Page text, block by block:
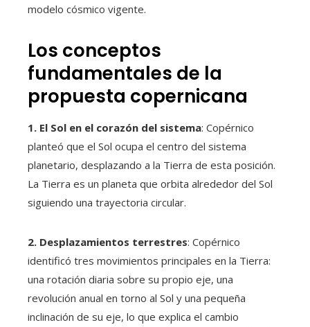
modelo cósmico vigente.
Los conceptos
fundamentales de la
propuesta copernicana
1. El Sol en el corazón del sistema: Copérnico
planteó que el Sol ocupa el centro del sistema
planetario, desplazando a la Tierra de esta posición.
La Tierra es un planeta que orbita alrededor del Sol
siguiendo una trayectoria circular.
2. Desplazamientos terrestres: Copérnico
identificó tres movimientos principales en la Tierra:
una rotación diaria sobre su propio eje, una
revolución anual en torno al Sol y una pequeña
inclinación de su eje, lo que explica el cambio